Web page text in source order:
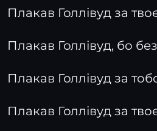
Плакав Голлівуд за
Плакав Голлівуд, бо
Плакав Голлівуд за
Плакав Голлівуд за